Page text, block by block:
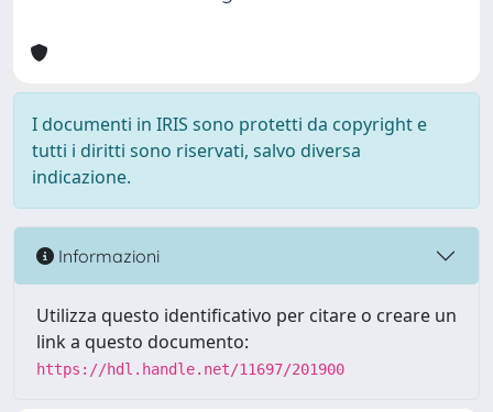
I documenti in IRIS sono protetti da copyright e
tutti i diritti sono riservati, salvo diversa
indicazione.
Informazioni
Utilizza questo identificativo per citare o creare un
link a questo documento:
https://hdl.handle.net/11697/201900